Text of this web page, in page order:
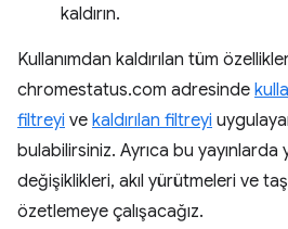
kaldırın.
Kullanımdan kaldırılan tüm
chromestatus.com adresinde
filtreyi ve kaldırılan filtreyi
bulabilirsiniz. Ayrıca bu yayınlarda
değişiklikleri, akıl yürütmeleri ve
özetlemeye çalışacağız.